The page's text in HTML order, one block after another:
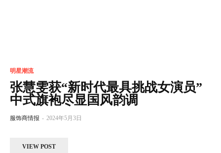
明星潮流
张慧雯获“新时代最具挑战女演员”
中式旗袍尽显国风韵调
服饰商情报 - 2024年5月3日
VIEW POST